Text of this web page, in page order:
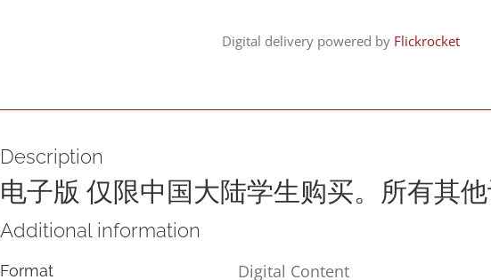
资
手
(中
Digital delivery powered by Flickrocket
Description
电子版 仅限中国大陆学生购买。所有其他
Additional information
Format Digital Content